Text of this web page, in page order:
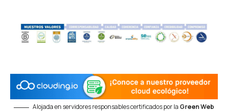
Alojada en servidores responsables certificados por la Green Web